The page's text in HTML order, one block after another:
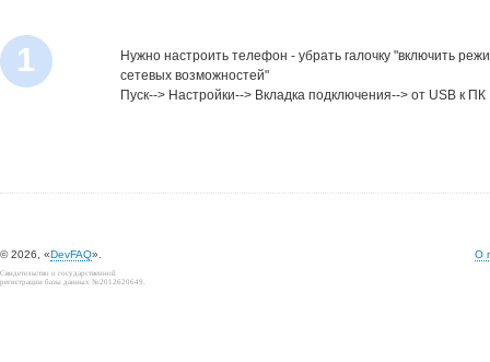
1
Нужно настроить телефон - убрать галочку "включить
сетевых возможностей"
Пуск--> Настройки--> Вкладка подключения--> от USB к ПК
© 2026, «DevFAQ». О
Свидетельство о государственной
регистрации базы данных №2012620649.